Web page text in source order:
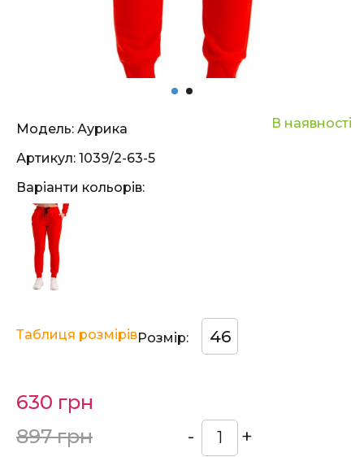
Модель: Аурика В наявності
Артикул: 1039/2-63-5
Варіанти кольорів:
Розмір: 46
Таблиця розмірів
630 грн
897 грн
- +